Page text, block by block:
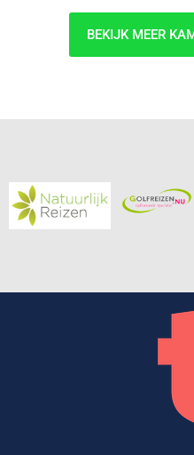
BEKIJK MEER